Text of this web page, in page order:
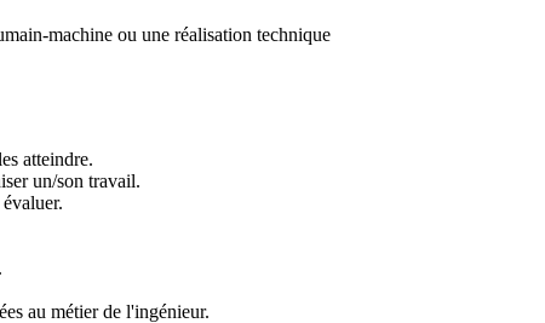
machine ou une réalisation technique
atteindre.
un/son travail.
au métier de l'ingénieur.